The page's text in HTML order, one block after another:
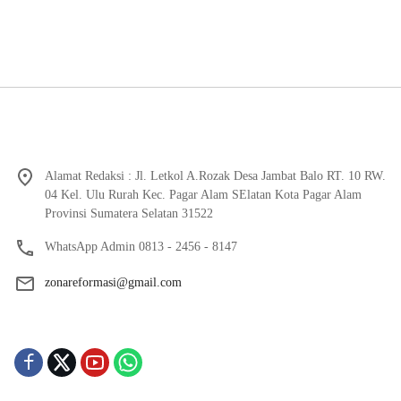
Alamat Redaksi : Jl. Letkol A.Rozak Desa Jambat Balo RT. 10 RW.
04 Kel. Ulu Rurah Kec. Pagar Alam SElatan Kota Pagar Alam
Provinsi Sumatera Selatan 31522
WhatsApp Admin 0813 - 2456 - 8147
zonareformasi@gmail.com